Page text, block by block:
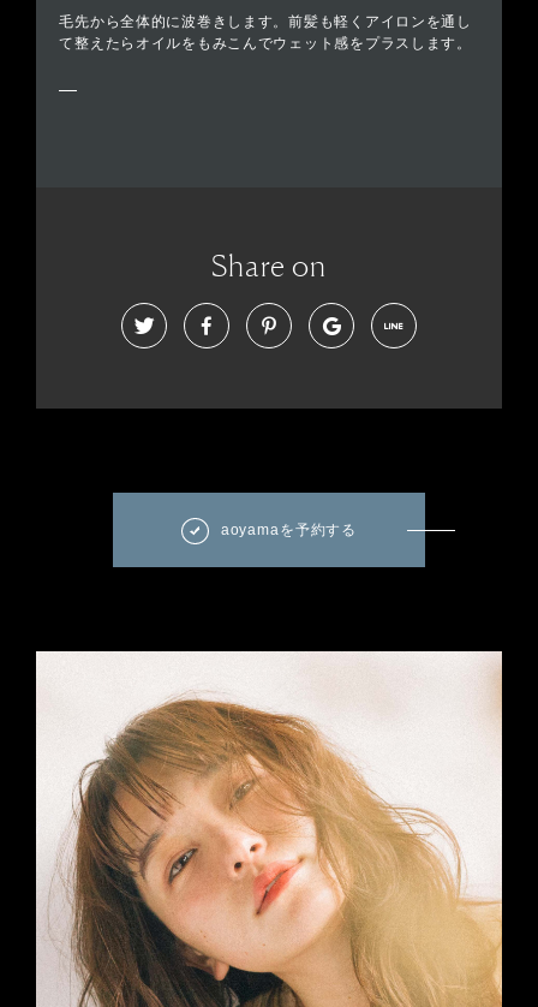
毛先から全体的に波巻きします。前髪も軽くアイロンを通し
て整えたらオイルをもみこんでウェット感をプラスします。
Share on
aoyamaを予約する